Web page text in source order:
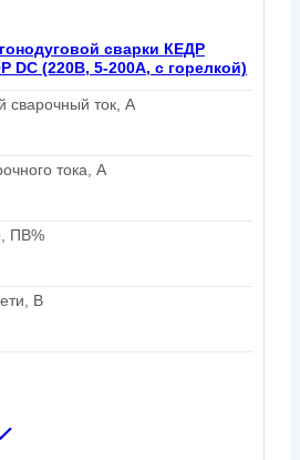
сварки КЕДР
DC (220В, 5-200А, с горелкой)
сварочный ток, А
тока, А
ПВ%
В